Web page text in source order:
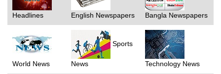
Headlines English Newspapers Bangla Newspapers
World News
Sports
News Technology News